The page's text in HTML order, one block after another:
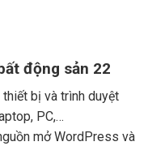
động sản 22
bị và trình duyệt
PC,…
mở WordPress và